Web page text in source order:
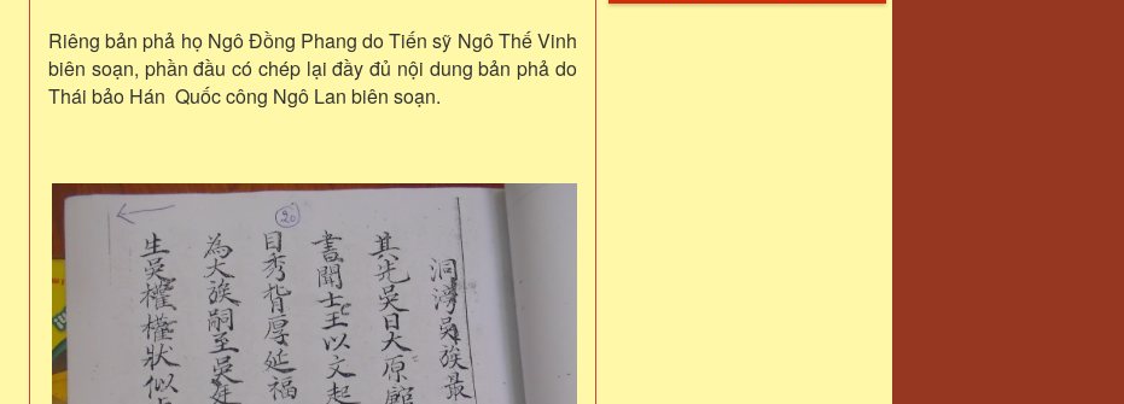
Riêng bản phả họ Ngô Đồng Phang do Tiến sỹ Ngô Thế Vinh
biên soạn, phần đầu có chép lại đầy đủ nội dung bản phả do
Thái bảo Hán Quốc công Ngô Lan biên soạn.